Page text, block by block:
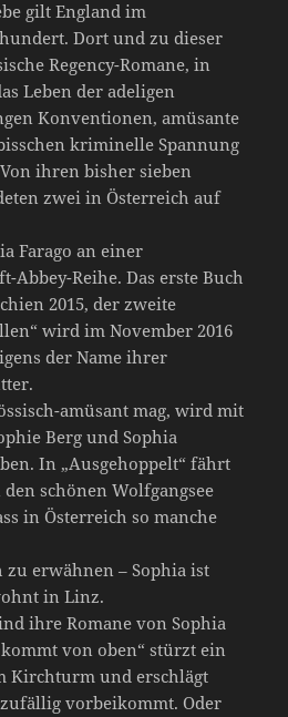
gilt England im
Dort und zu dieser
Regency-Romane, in
Leben der adeligen
Konventionen, amüsante
kriminelle Spannung
ihren bisher sieben
zwei in Österreich auf
Farago an einer
Abbey-Reihe. Das erste Buch
2015, der zweite
wird im November 2016
der Name ihrer
amüsant mag, wird mit
Berg und Sophia
In „Ausgehoppelt“ fährt
schönen Wolfgangsee
in Österreich so manche
zu erwähnen – Sophia ist
in Linz.
ihre Romane von Sophia
von oben“ stürzt ein
Kirchturm und erschlägt
vorbeikommt. Oder